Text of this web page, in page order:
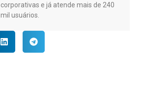
corporativas e já atende mais de 240
mil usuários.